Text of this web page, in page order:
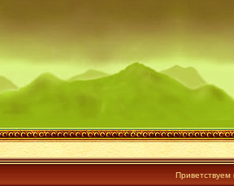
Приветствуем